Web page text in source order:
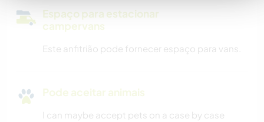
Espaço para estacionar
campervans
Este anfitrião pode fornecer espaço para vans.
Pode aceitar animais
I can maybe accept pets on a case by case